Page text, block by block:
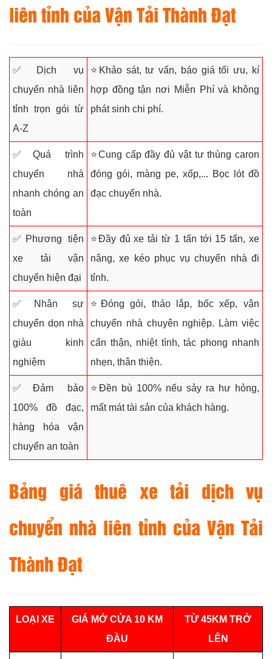
liên tỉnh củaVận Tải Thành Đạt
✅Dịch vụ
chuyển nhà liên
tỉnh trọn gói từ
A-Z
⭐Khảo sát, tư vấn, báo giá tối ưu, kí
hợp đồng tận nơi Miễn Phí và không
phát sinh chi phí.
✅Quá trình
chuyển nhà
nhanh chóng an
toàn
⭐Cung cấp đầy đủ vật tư thùng caron
đóng gói, màng pe, xốp,... Bọc lót đồ
đạc chuyển nhà.
✅Phương tiện
xe tải vận
chuyển hiện đại
⭐Đầy đủ xe tải từ 1 tấn tới 15 tấn, xe
nâng, xe kéo phục vụ chuyển nhà đi
tỉnh.
✅Nhân sự
chuyển dọn nhà
giàu kinh
nghiệm
⭐Đóng gói, tháo lắp, bốc xếp, vận
chuyển nhà chuyên nghiệp. Làm việc
cẩn thận, nhiệt tình, tác phong nhanh
nhẹn, thân thiện.
✅Đảm bảo
100% đồ đạc,
hàng hóa vận
chuyển an toàn
⭐Đền bù 100% nếu sảy ra hư hỏng,
mất mát tài sản của khách hàng.
Bảng giá thuê xe tải dịch vụ
chuyển nhà liên tỉnh của Vận Tải
Thành Đạt
LOẠI XE
GIÁ MỞ CỬA 10 KM
ĐẦU
TỪ 45KM TRỞ
LÊN